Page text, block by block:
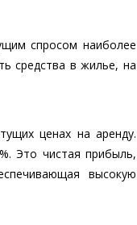
спросом наиболее
средства в жилье, на
ценах на аренду.
Это чистая прибыль,
высокую